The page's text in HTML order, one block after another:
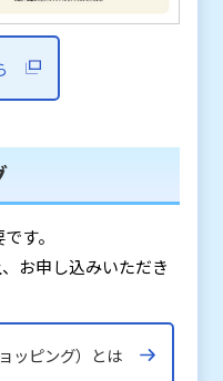
す。
お申し込みいただき
ッピング）とは